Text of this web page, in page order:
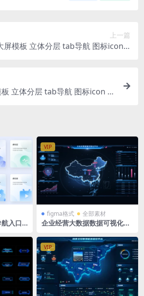
上一篇
板 立体分层 tab导航 图标icon fi
立体分层 tab导航 图标icon fi
航入口 t
VIP
figma格式 全部素材
企业经营大数据数据可视化平
VIP